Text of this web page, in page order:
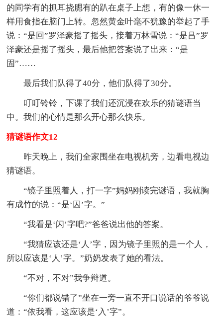
的同学有的抓耳挠腮有的趴在桌子上想，有的像一休一
样用食指在脑门上转。忽然黄金叶毫不犹豫的举起了手
说：“是回”罗泽豪摇了摇头，接着万林雪说：“是吕”罗
泽豪还是摇了摇头，最后他把答案说了出来：“是
固”……
最后我们队得了40分，他们队得了30分。
叮叮铃铃，下课了我们还沉浸在欢乐的猜谜语当
中。我们的心情是那么开心那么快乐。
猜谜语作文12
昨天晚上，我们全家围坐在电视机旁，边看电视边
猜谜语。
“镜子里照着人，打一字”妈妈刚读完谜语，我就胸
有成竹的说：“是‘囚’字。”
“我看是‘闪’字吧?”爸爸说出他的答案。
“我猜应该还是‘人’字，因为镜子里照的是一个人，
所以应该是‘人’字。”奶奶发表了她的看法。
“不对，不对”我争辩道。
“你们都说错了”坐在一旁一直不开口说话的爷爷说
道：“依我看，这应该是‘入’字”。